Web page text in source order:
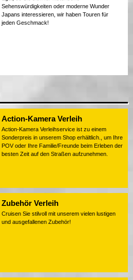
Sehenswürdigkeiten oder moderne Wunder
Japans interessieren, wir haben Touren für
jeden Geschmack!
Action-Kamera Verleih
Action-Kamera Verleihservice ist zu einem
Sonderpreis in unserem Shop erhältlich., um Ihre
POV oder Ihre Familie/Freunde beim Erleben der
besten Zeit auf den Straßen aufzunehmen.
Zubehör Verleih
Cruisen Sie stilvoll mit unserem vielen lustigen
und ausgefallenen Zubehör!